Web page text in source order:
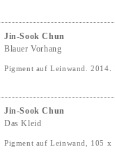
Jin-Sook Chun
Blauer Vorhang
Pigment auf Leinwand. 2014.
Jin-Sook Chun
Das Kleid
Pigment auf Leinwand, 105 x